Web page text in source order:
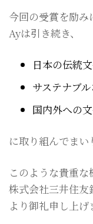
今回の受賞を励み
Ayは引き続き、
日本の伝統
サステナブ
国内外への
に取り組んでまい
このような貴重
株式会社三井住
より御礼申し上げ